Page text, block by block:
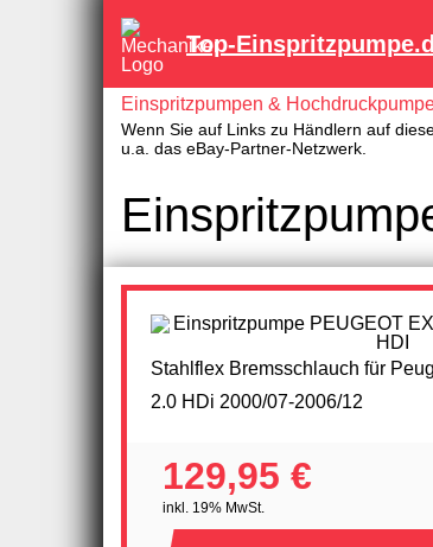
Top-
Einspritzpumpen &
Wenn Sie auf Links zu Händlern auf
u.a. das eBay-Partner-Netzwerk.
Stahlflex Bremsschlauch für
2.0 HDi 2000/07-2006/12
129,95 €
inkl. 19% MwSt.